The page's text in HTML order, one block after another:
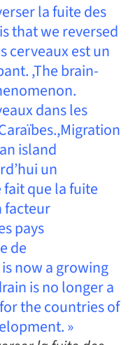
la fuite des
that we reversed
cerveaux est un
,The brain-
dans les
island
un
que la fuite
facteur
pays
de
now a growing
is no longer a
the countries of
»